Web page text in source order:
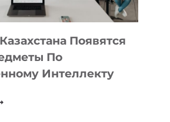
Появятся
По
Интеллекту